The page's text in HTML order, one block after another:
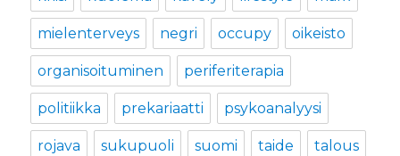
mielenterveys negri occupy oikeisto
organisoituminen periferiterapia
politiikka prekariaatti psykoanalyysi
rojava sukupuoli suomi taide talous